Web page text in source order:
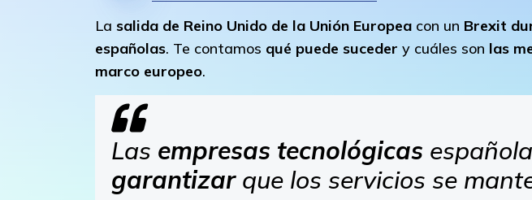
La salida de Reino Unido de la Unión Europea con un Brexit
españolas. Te contamos qué puede suceder y cuáles son las
marco europeo.
Las empresas tecnológicas
garantizarque los servicios se